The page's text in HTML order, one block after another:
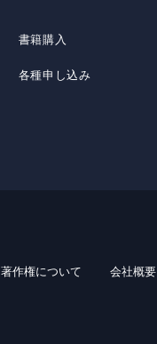
書籍購入
各種申し込み
著作権について 会社概要